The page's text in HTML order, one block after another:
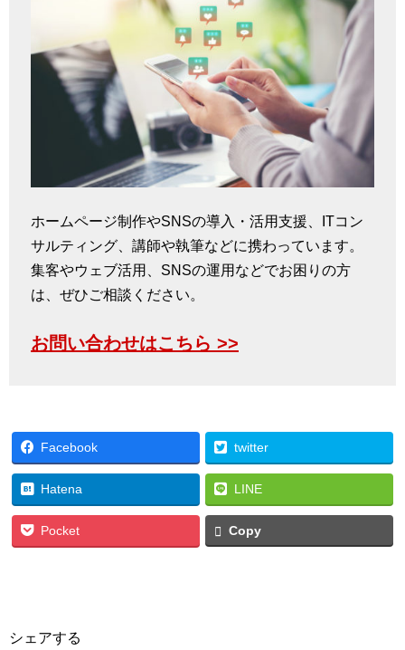
ホームページ制作やSNSの導入・活用支援、ITコン
サルティング、講師や執筆などに携わっています。
集客やウェブ活用、SNSの運用などでお困りの方
は、ぜひご相談ください。
お問い合わせはこちら >>
Facebook twitter
Hatena LINE
Pocket Copy
シェアする